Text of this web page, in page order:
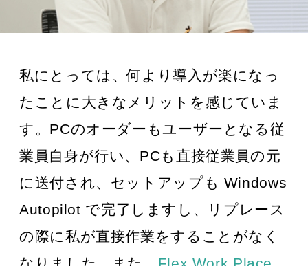
私にとっては、何より導入が楽になっ
たことに大きなメリットを感じていま
す。PCのオーダーもユーザーとなる従
業員自身が行い、PCも直接従業員の元
に送付され、セットアップも Windows
Autopilot で完了しますし、リプレース
の際に私が直接作業をすることがなく
なりました。また、 Flex Work Place